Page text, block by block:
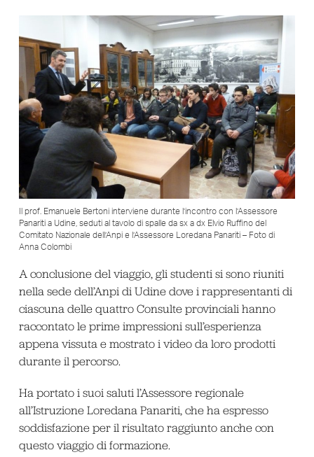
Il prof. Emanuele Bertoni interviene durante l’incontro con l’Assessore
Panariti a Udine, seduti al tavolo di spalle da sx a dx Elvio Ruffino del
Comitato Nazionale dell’Anpi e l’Assessore Loredana Panariti – Foto di
Anna Colombi
A conclusione del viaggio, gli studenti si sono riuniti
nella sede dell’Anpi di Udine dove i rappresentanti di
ciascuna delle quattro Consulte provinciali hanno
raccontato le prime impressioni sull’esperienza
appena vissuta e mostrato i video da loro prodotti
durante il percorso.
Ha portato i suoi saluti l’Assessore regionale
all’Istruzione Loredana Panariti, che ha espresso
soddisfazione per il risultato raggiunto anche con
questo viaggio di formazione.